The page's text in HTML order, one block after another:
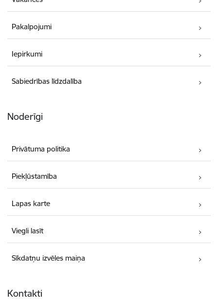
Pakalpojumi
Iepirkumi
Sabiedrības līdzdalība
Noderīgi
Privātuma politika
Piekļūstamība
Lapas karte
Viegli lasīt
Sīkdatņu izvēles maiņa
Kontakti